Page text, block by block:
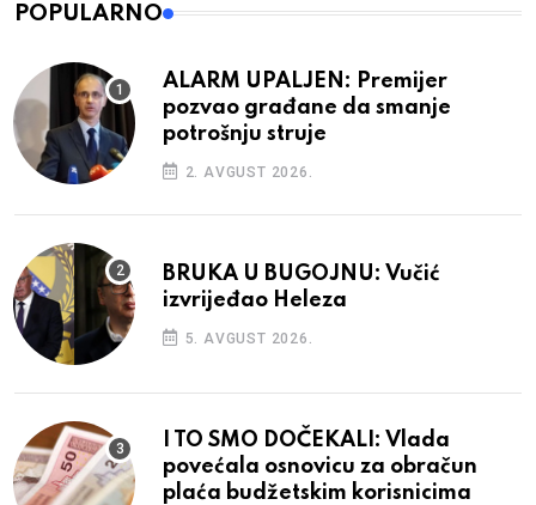
POPULARNO
ALARM UPALJEN: Premijer
pozvao građane da smanje
potrošnju struje
2. AVGUST 2026.
BRUKA U BUGOJNU: Vučić
izvrijeđao Heleza
5. AVGUST 2026.
I TO SMO DOČEKALI: Vlada
povećala osnovicu za obračun
plaća budžetskim korisnicima